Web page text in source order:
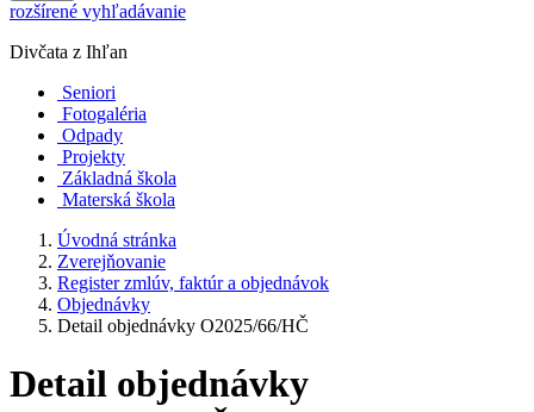
rozšírené vyhľadávanie
Divčata z Ihľan
Seniori
Fotogaléria
Odpady
Projekty
Základná škola
Materská škola
Úvodná stránka
Zverejňovanie
Register zmlúv, faktúr a objednávok
Objednávky
Detail objednávky O2025/66/HČ
Detail objednávky